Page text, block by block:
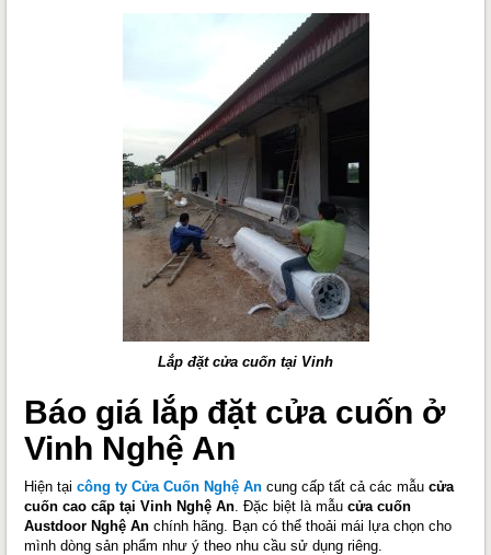
Lắp đặt cửa cuốn tại Vinh
Báo giá lắp đặt cửa cuốn ở
Vinh Nghệ An
Hiện tại công ty Cửa Cuốn Nghệ An cung cấp tất cả các mẫu cửa
cuốn cao cấp tại Vinh Nghệ An . Đặc biệt là mẫu cửa cuốn
Austdoor Nghệ An chính hãng. Bạn có thể thoải mái lựa chọn cho
mình dòng sản phẩm như ý theo nhu cầu sử dụng riêng.